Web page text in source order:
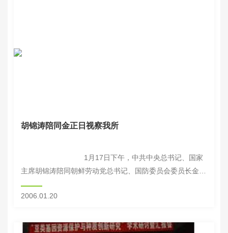
胡锦涛陪同金正日视察我所
主席胡锦涛陪同朝鲜劳动党总书记、国防委员会委员长金正
日到我所视察，详细了解我院在农作物品种选育...
2006.01.20